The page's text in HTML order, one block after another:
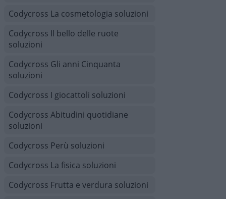
Codycross La cosmetologia soluzioni
Codycross Il bello delle ruote
soluzioni
Codycross Gli anni Cinquanta
soluzioni
Codycross I giocattoli soluzioni
Codycross Abitudini quotidiane
soluzioni
Codycross Perù soluzioni
Codycross La fisica soluzioni
Codycross Frutta e verdura soluzioni